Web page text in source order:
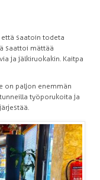
että saatoin todeta
saattoi mättää
ja jälkiruokakin. Kaitpa
on paljon enemmän
työporukoita ja